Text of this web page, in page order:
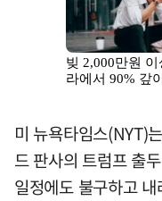
미 뉴욕타임스(NYT)
드 판사의 트럼프 출
일정에도 불구하고